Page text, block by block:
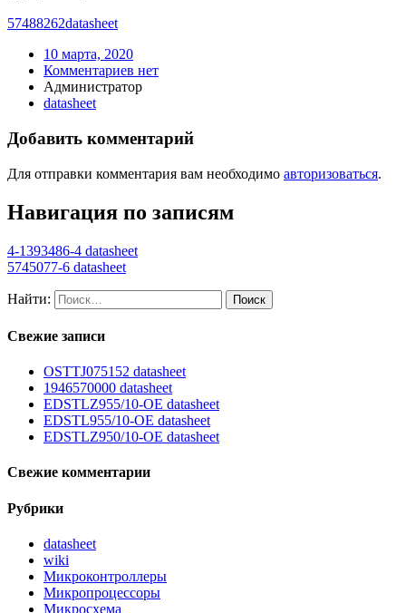
57488262datasheet
10 марта, 2020
Комментариев нет
Администратор
datasheet
Добавить комментарий
Для отправки комментария вам необходимо авторизоваться.
Навигация по записям
4-1393486-4 datasheet
5745077-6 datasheet
Найти:
Свежие записи
OSTTJ075152 datasheet
1946570000 datasheet
EDSTLZ955/10-OE datasheet
EDSTL955/10-OE datasheet
EDSTLZ950/10-OE datasheet
Свежие комментарии
Рубрики
datasheet
wiki
Микроконтроллеры
Микропроцессоры
Микросхема